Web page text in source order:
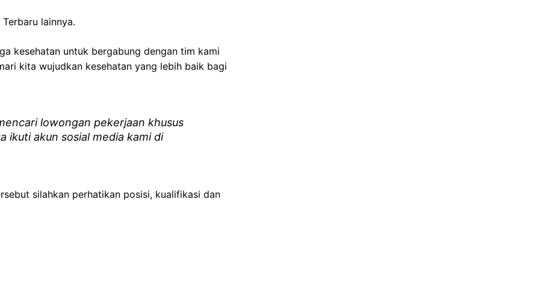
Terbaru lainnya.
kesehatan untuk bergabung dengan tim kami
kita wujudkan kesehatan yang lebih baik bagi
lowongan pekerjaan khusus
ikuti akun sosial media kami di
silahkan perhatikan posisi, kualifikasi dan